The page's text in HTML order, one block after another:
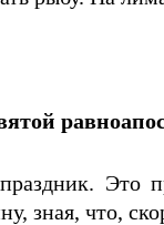
Это
зная, что,